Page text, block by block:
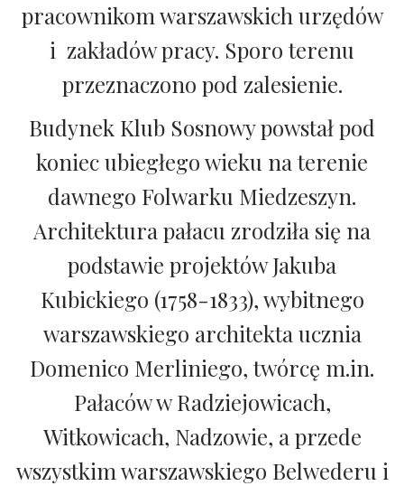
pracownikom warszawskich urzędów
i zakładów pracy. Sporo terenu
przeznaczono pod zalesienie.
Budynek Klub Sosnowy powstał pod
koniec ubiegłego wieku na terenie
dawnego Folwarku Miedzeszyn.
Architektura pałacu zrodziła się na
podstawie projektów Jakuba
Kubickiego (1758-1833), wybitnego
warszawskiego architekta ucznia
Domenico Merliniego, twórcę m.in.
Pałaców w Radziejowicach,
Witkowicach, Nadzowie, a przede
wszystkim warszawskiego Belwederu i